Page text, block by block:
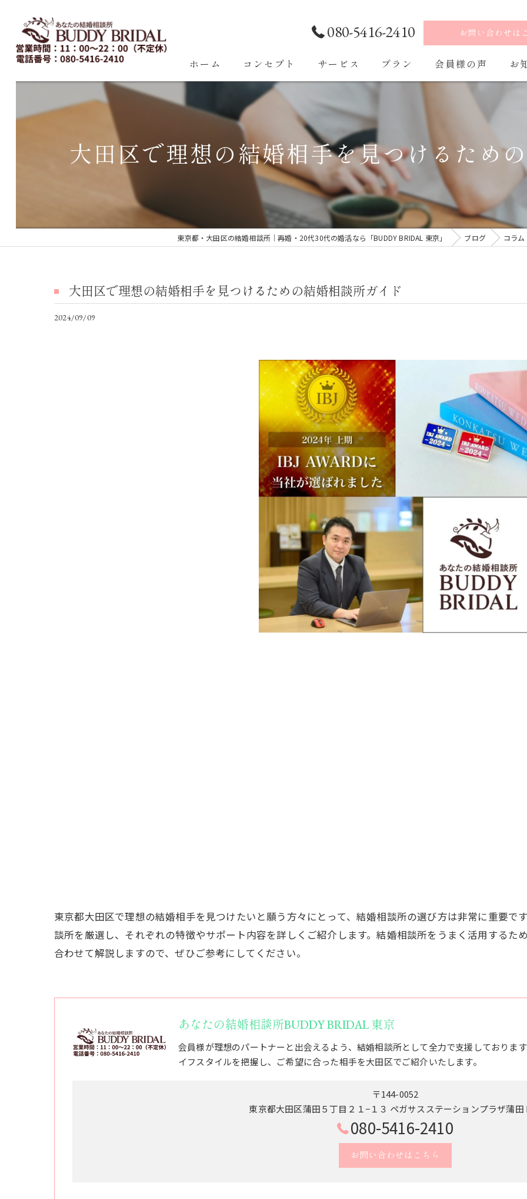
080-5416-2410 お問い合わせは
ホーム コンセプト サービス
ご入会・ご入会後の流れ
プラン 会員様の声 お
大田区で理想の結婚相手を見つけるため
東京都・大田区の結婚相談所｜再婚・20代30代の婚活なら「BUDDY BRIDAL 東京」 ブログ コラム
大田区で理想の結婚相手を見つけるための結婚相談所ガイド
2024/09/09
東京都大田区で理想の結婚相手を見つけたいと願う方々にとって、結婚相談所の選び方は非常に重要で
談所を厳選し、それぞれの特徴やサポート内容を詳しくご紹介します。結婚相談所をうまく活用するた
合わせて解説しますので、ぜひご参考にしてください。
あなたの結婚相談所BUDDY BRIDAL 東京
会員様が理想のパートナーと出会えるよう、結婚相談所として全力で支援しておりま
イフスタイルを把握し、ご希望に合った相手を大田区でご紹介いたします。
〒144-0052
東京都大田区蒲田５丁目２１−１３ ペガサスステーションプラザ蒲田
080-5416-2410
お問い合わせはこちら